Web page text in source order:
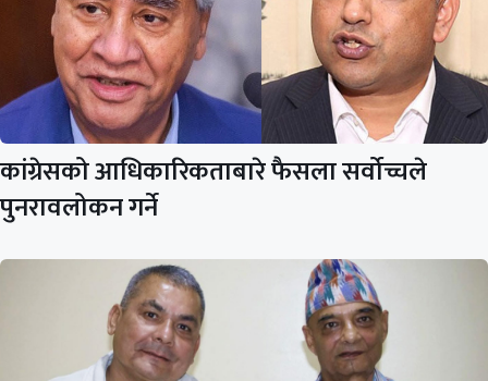
कांग्रेसको आधिकारिकताबारे फैसला सर्वोच्चले
पुनरावलोकन गर्ने